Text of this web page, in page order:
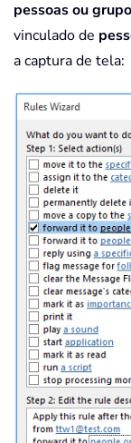
pessoas ou
vinculado de
a captura de tela: